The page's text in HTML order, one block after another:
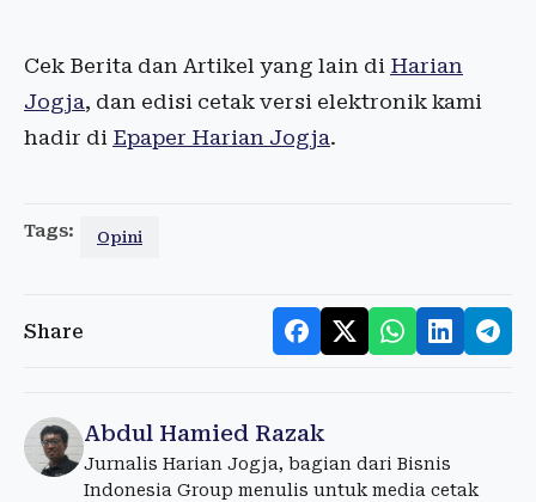
Cek Berita dan Artikel yang lain di Harian
Jogja, dan edisi cetak versi elektronik kami
hadir di Epaper Harian Jogja.
Tags: Opini
Share
Abdul Hamied Razak
Jurnalis Harian Jogja, bagian dari Bisnis
Indonesia Group menulis untuk media cetak